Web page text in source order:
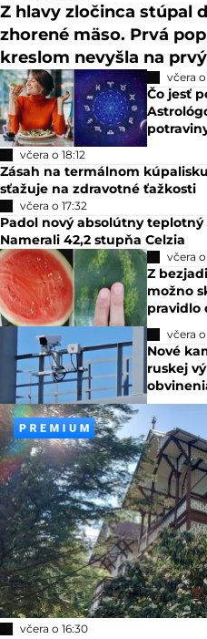
Z hlavy zločinca stúpal
zhorené mäso. Prvá
kreslom nevyšla na
včera
Čo jesť
včera o 18:12
Zásah na termálnom
sťažuje na zdravotné ťažkosti
včera o 17:32
Padol nový absolútny
Namerali 42,2 stupňa Celzia
včera
Z
možno
pravidlo
včera o
Nové
ruskej
včera o 16:30